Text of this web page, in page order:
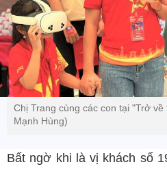
Chị Trang cùng các con tại "Trở
Mạnh Hùng)
Bất ngờ khi là vị khách số